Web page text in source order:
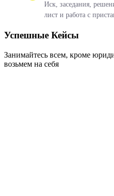
Иск, заседания,
лист и работа с
Успешные Кейсы
Занимайтесь всем, кроме
возьмем на себя